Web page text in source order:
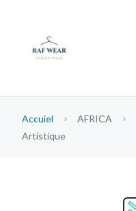
Accuiel AFRICA
Artistique